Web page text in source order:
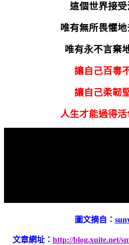
這個世界接受
唯有無所畏懼地
唯有永不言棄
讓自己百毒
讓自己柔韌
人生才能過得活
圖文摘自：
文章網址： http://blog.xuite.net/